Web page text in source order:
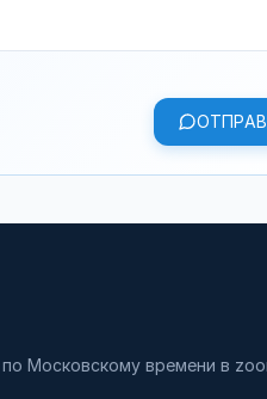
Московскому времени в